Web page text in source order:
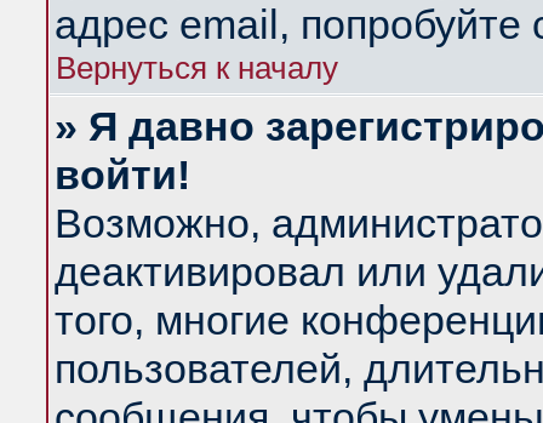
адрес email, попробуйте
Вернуться к началу
» Я давно
войти!
Возможно,
деактивировал или
того, многие
пользователей,